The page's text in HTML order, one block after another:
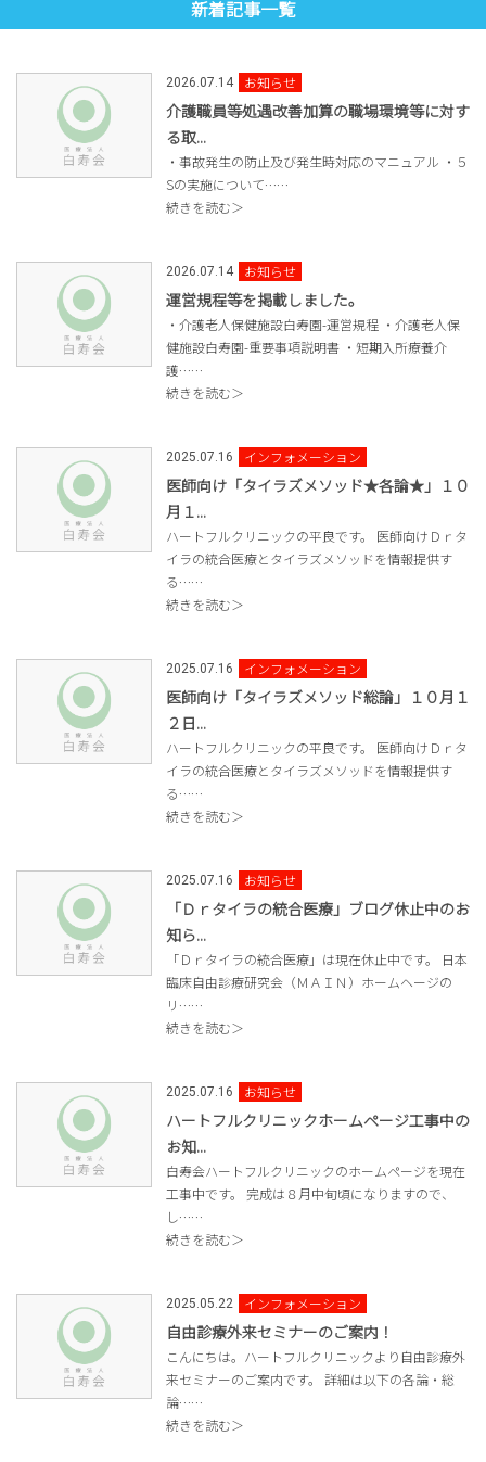
新着記事一覧
2026.07.14 お知らせ
介護職員等処遇改善加算の職場環境等に対す
る取...
・事故発生の防止及び発生時対応のマニュアル ・５
Sの実施について……
続きを読む＞
2026.07.14 お知らせ
運営規程等を掲載しました。
・介護老人保健施設白寿園-運営規程 ・介護老人保
健施設白寿園-重要事項説明書 ・短期入所療養介
護……
続きを読む＞
2025.07.16 インフォメーション
医師向け「タイラズメソッド★各論★」１０
月１...
ハートフルクリニックの平良です。 医師向けＤｒタ
イラの統合医療とタイラズメソッドを情報提供す
る……
続きを読む＞
2025.07.16 インフォメーション
医師向け「タイラズメソッド総論」１０月１
２日...
ハートフルクリニックの平良です。 医師向けＤｒタ
イラの統合医療とタイラズメソッドを情報提供す
る……
続きを読む＞
2025.07.16 お知らせ
「Ｄｒタイラの統合医療」ブログ休止中のお
知ら...
「Ｄｒタイラの統合医療」は現在休止中です。 日本
臨床自由診療研究会（ＭＡＩＮ）ホームヘージの
リ……
続きを読む＞
2025.07.16 お知らせ
ハートフルクリニックホームページ工事中の
お知...
白寿会ハートフルクリニックのホームページを現在
工事中です。 完成は８月中旬頃になりますので、
し……
続きを読む＞
2025.05.22 インフォメーション
自由診療外来セミナーのご案内！
こんにちは。ハートフルクリニックより自由診療外
来セミナーのご案内です。 詳細は以下の各論・総
論……
続きを読む＞